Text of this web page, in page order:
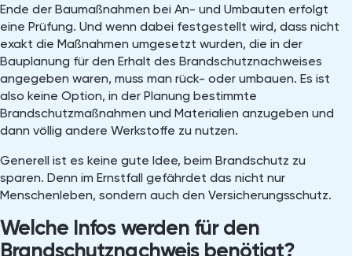
Ende der Baumaßnahmen bei An- und Umbauten erfolgt
eine Prüfung. Und wenn dabei festgestellt wird, dass nicht
exakt die Maßnahmen umgesetzt wurden, die in der
Bauplanung für den Erhalt des Brandschutznachweises
angegeben waren, muss man rück- oder umbauen. Es ist
also keine Option, in der Planung bestimmte
Brandschutzmaßnahmen und Materialien anzugeben und
dann völlig andere Werkstoffe zu nutzen.
Generell ist es keine gute Idee, beim Brandschutz zu
sparen. Denn im Ernstfall gefährdet das nicht nur
Menschenleben, sondern auch den Versicherungsschutz.
Welche Infos werden für den
Brandschutznachweis benötigt?